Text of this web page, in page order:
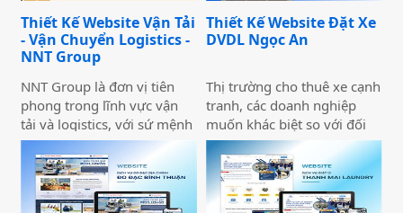
Rubypeace không chỉ cung
cấp các sản phẩm đa dạng
vụ tư vấn chuyên nghiệp,
giúp khách hàng tối ưu hóa
lợi nhuận và giảm thiểu rủi
ro.
Thiết Kế Website Vận Tải
- Vận Chuyển Logistics -
NNT Group
NNT Group là đơn vị tiên
phong trong lĩnh vực vận
tải và logistics, với sứ mệnh
cung cấp các giải pháp vận
chuyển hiện đại, an toàn và
tối ưu chi phí. Chúng tôi
luôn hướng đến việc trở
Thiết Kế Website Đặt Xe
DVDL Ngọc An
Thị trường cho thuê xe cạnh
tranh, các doanh nghiệp
muốn khác biệt so với đối
thủ cần đầu tư thiết kế
website thuê xe nổi bật và
ấn tượng. Những trang web
này không chỉ cung cấp